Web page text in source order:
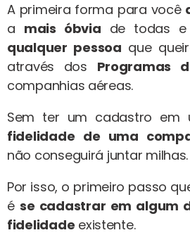
A primeira forma para você
a mais óbvia de todas e
qualquer pessoa que
através dos Programas
companhias aéreas.
Sem ter um cadastro em
fidelidade de uma
não conseguirá juntar milhas.
Por isso, o primeiro passo
ése cadastrar em algum
fidelidade existente.